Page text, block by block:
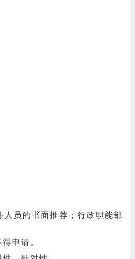
员的书面推荐；行政职能部
申请。